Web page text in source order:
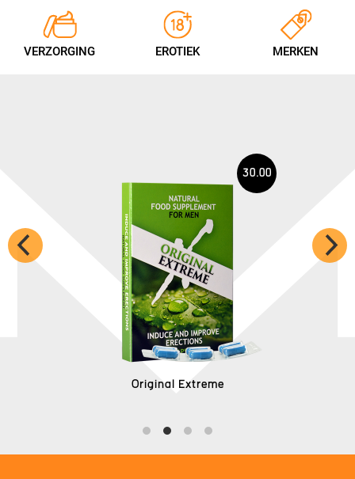
VERZORGING EROTIEK MERKEN
30.00
Original Extreme